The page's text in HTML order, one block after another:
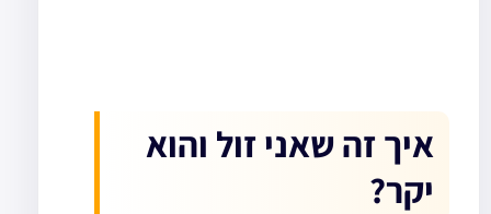
איך זה שאני זול והוא
יקר?